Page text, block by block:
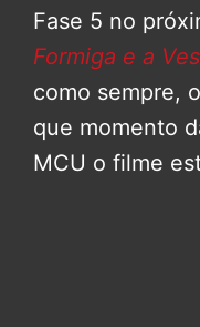
Fase 5 no
Formiga e a
como sempre,
que momento
MCU o filme